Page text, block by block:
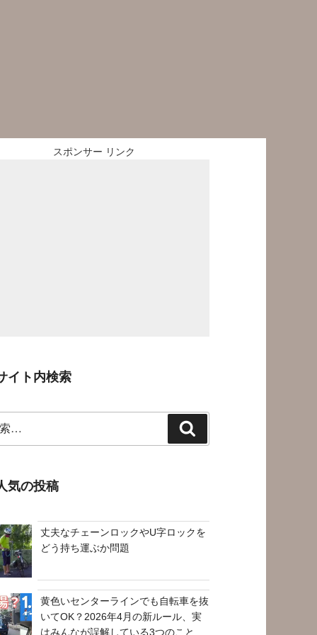
スポンサー リンク
イト内検索
索
気の投稿
丈夫なチェーンロックやU字ロックを
どう持ち運ぶか問題
黄色いセンターラインでも自転車を抜
いてOK？2026年4月の新ルール、実
はみんなが誤解している3つのこと